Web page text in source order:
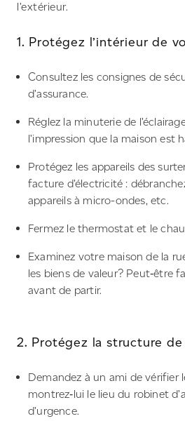
l’extérieur.
1. Protégez l’intérieur de
Consultez les consignes de
d’assurance.
Réglez la minuterie de
l’impression que la maison est
Protégez les appareils des
facture d’électricité :
appareils à micro-ondes, etc.
Fermez le thermostat et le
Examinez votre maison de la
les biens de valeur? Peut‑être
avant de partir.
2. Protégez la structure
Demandez à un ami de vérifier
montrez‑lui le lieu du robinet
d’urgence.